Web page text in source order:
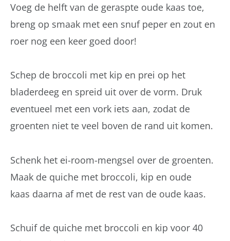
Voeg de helft van de geraspte oude kaas toe,
breng op smaak met een snuf peper en zout en
roer nog een keer goed door!
Schep de broccoli met kip en prei op het
bladerdeeg en spreid uit over de vorm. Druk
eventueel met een vork iets aan, zodat de
groenten niet te veel boven de rand uit komen.
Schenk het ei-room-mengsel over de groenten.
Maak de quiche met broccoli, kip en oude
kaas daarna af met de rest van de oude kaas.
Schuif de quiche met broccoli en kip voor 40